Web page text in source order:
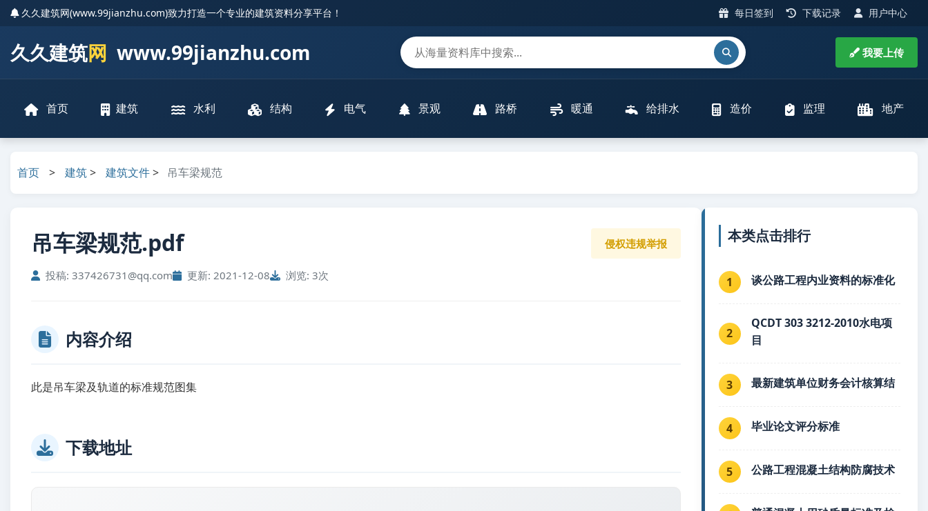
久久建筑网(www.99jianzhu.com)致力打造一个专业的建筑资料分享平台！ 每日签到 下载记录 用户中心
久久建筑网 www.99jianzhu.com 我要上传
首页 建筑 水利 结构 电气 景观 路桥 暖通 给排水 造价 监理 地产
首页 > 建筑> 建筑文件> 吊车梁规范
吊车梁规范.pdf
投稿: 337426731@qq.com 更新: 2021-12-08 浏览: 3次
侵权违规举报
内容介绍
此是吊车梁及轨道的标准规范图集
下载地址
本类点击排行
1 谈公路工程内业资料的标准化
2
QCDT 303 3212-2010水电项
目
3 最新建筑单位财务会计核算结
4 毕业论文评分标准
5 公路工程混凝土结构防腐技术